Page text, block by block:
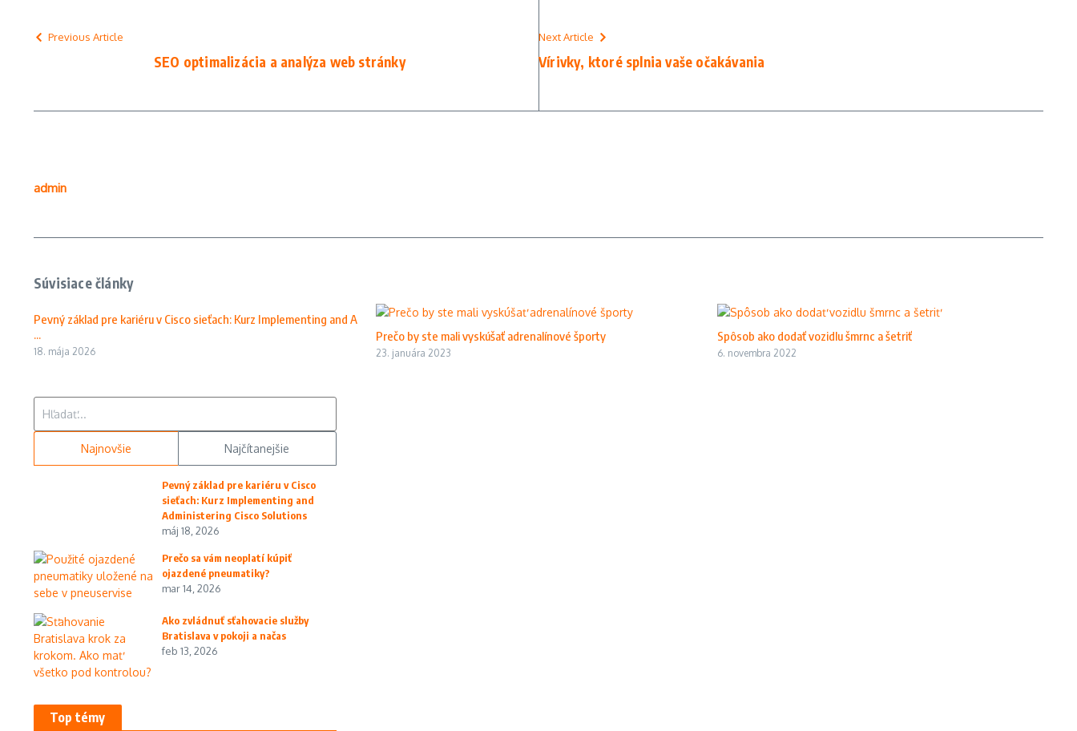
Previous Article
SEO optimalizácia a analýza web stránky
Next Article
Vírivky, ktoré splnia vaše očakávania
admin
Súvisiace články
Pevný základ pre kariéru v Cisco sieťach: Kurz Implementing and A
...
18. mája 2026
Prečo by ste mali vyskúšať adrenalínové športy
23. januára 2023
Spôsob ako dodať vozidlu šmrnc a šetriť
6. novembra 2022
Najnovšie Najčítanejšie
Pevný základ pre kariéru v Cisco
sieťach: Kurz Implementing and
Administering Cisco Solutions
máj 18, 2026
Prečo sa vám neoplatí kúpiť
ojazdené pneumatiky?
mar 14, 2026
Ako zvládnuť sťahovacie služby
Bratislava v pokoji a načas
feb 13, 2026
Top témy